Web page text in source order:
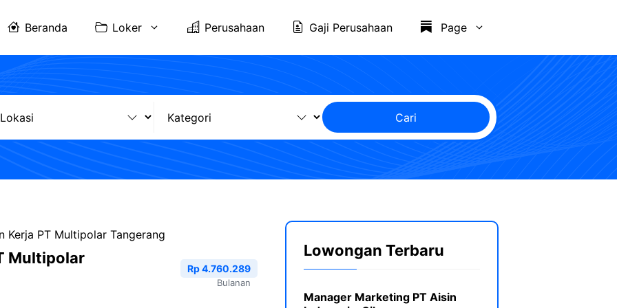
Beranda Loker Perusahaan Gaji Perusahaan Page
Cari
Kerja PT Multipolar Tangerang
Multipolar
Rp 4.760.289
Bulanan
Lowongan Terbaru
Manager Marketing PT Aisin